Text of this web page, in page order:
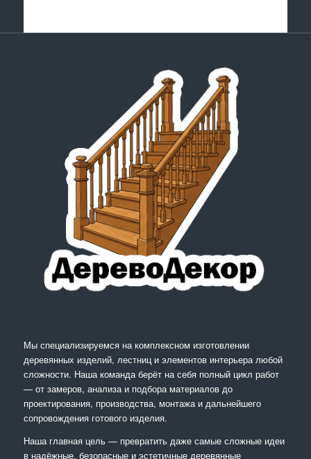
Мы специализируемся на комплексном изготовлении
деревянных изделий, лестниц и элементов интерьера любой
сложности. Наша команда берёт на себя полный цикл работ
— от замеров, анализа и подбора материалов до
проектирования, производства, монтажа и дальнейшего
сопровождения готового изделия.
Наша главная цель — превратить даже самые сложные идеи
в надёжные, безопасные и эстетичные деревянные